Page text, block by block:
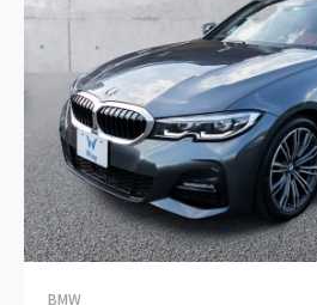
運転席/助手席/サイド/カーテン・カメラ
インドスポット・横滑り防止装置・アイ
止装置・オートマチックハイビーム ■
ル・エアコン、クーラー・カーナビ：
ー接続可・ETC ■インテリア ・キーレス
インドウ・電動シート・シートヒーター
ア ・ヘッドライト：LED・アルミホイー
令和6年12月】 車検の取得にあたって必
自賠責保険料など）が支払総額に含まれ
整備（法定24ヶ月点検整備／商用車は12
の費用は本体価格に含まれています。
BMW